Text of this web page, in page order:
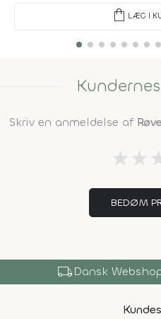
shopping_bag LÆG I
Skriv en anmeldelse af
★ ★
BEDØM
local_shippingDansk